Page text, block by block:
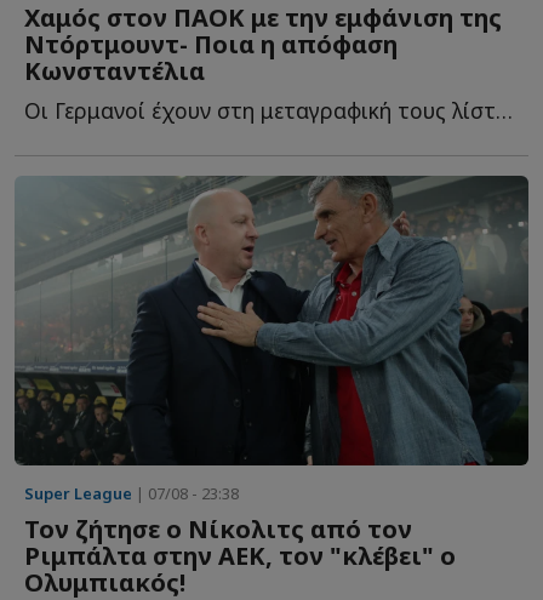
Χαμός στον ΠΑΟΚ με την εμφάνιση της
Ντόρτμουντ- Ποια η απόφαση
Κωνσταντέλια
Οι Γερμανοί έχουν στη μεταγραφική τους λίστα και τον Γ...
Super League | 07/08 - 23:38
Τον ζήτησε ο Νίκολιτς από τον
Ριμπάλτα στην ΑΕΚ, τον "κλέβει" ο
Ολυμπιακός!